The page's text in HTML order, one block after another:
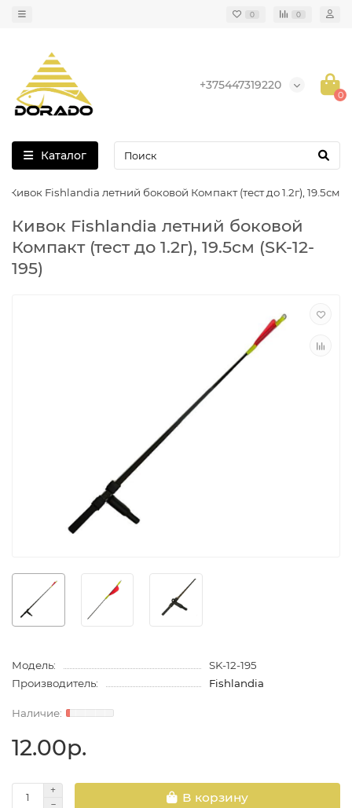
0 0
+375447319220
0
Каталог
Кивок Fishlandia летний боковой Компакт (тест до 1.2г), 19.5см
Кивок Fishlandia летний боковой
Компакт (тест до 1.2г), 19.5см (SK-12-
195)
Модель:
SK-12-195
Производитель:
Fishlandia
12.00р.
В корзину